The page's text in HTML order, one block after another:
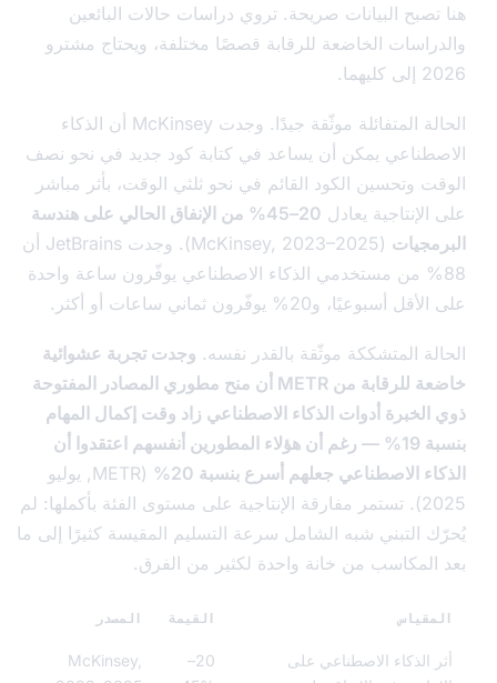
البيانات صريحة. تروي دراسات حالات البائعين
الخاضعة للرقابة قصصًا مختلفة، ويحتاج مشترو
الحالة المتفائلة موثّقة جيدًا. وجدت McKinsey أن الذكاء
يمكن أن يساعد في كتابة كود جديد في نحو نصف
وتحسين الكود القائم في نحو ثلثي الوقت، بأثر مباشر
يعادل
20–45% من الإنفاق الحالي على هندسة
(McKinsey, 2023–2025). وجدت JetBrains أن
من مستخدمي الذكاء الاصطناعي يوفّرون ساعة واحدة
و20% يوفّرون ثماني ساعات أو أكثر.
المتشككة موثّقة بالقدر نفسه. وجدت تجربة عشوائية
خاضعة للرقابة من METR أن منح مطوري المصادر المفتوحة
أدوات الذكاء الاصطناعي زاد وقت إكمال المهام
بنسبة 19% — رغم أن هؤلاء المطورين أنفسهم اعتقدوا أن
الاصطناعي جعلهم أسرع بنسبة 20%
(METR, يوليو
2025). تستمر مفارقة الإنتاجية على مستوى الفئة بأكملها: لم
التبني شبه الشامل سرعة التسليم المقيسة كثيرًا إلى ما
من خانة واحدة لكثير من الفرق.
المصدر
الذكاء الاصطناعي على
McKinsey,